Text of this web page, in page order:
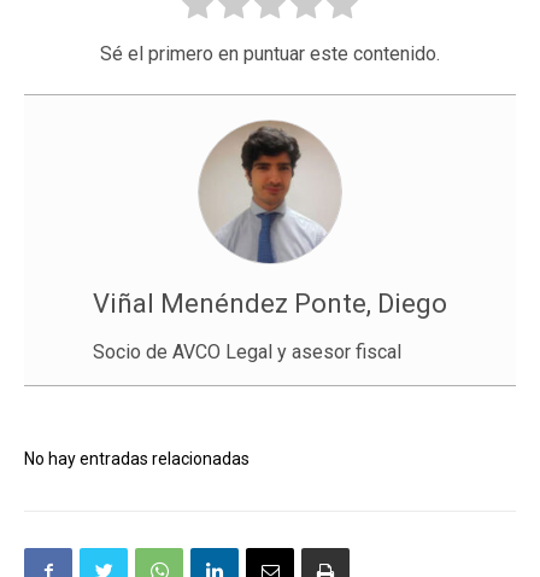
Sé el primero en puntuar este contenido.
Viñal Menéndez Ponte, Diego
Socio de AVCO Legal y asesor fiscal
No hay entradas relacionadas